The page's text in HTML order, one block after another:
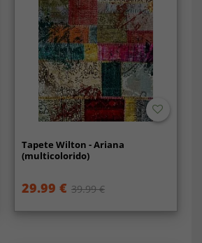
Tapete Wilton - Ariana
(multicolorido)
29.99 € 39.99 €